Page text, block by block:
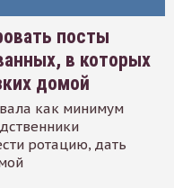
посты
в которых
домой
как минимум
ротацию, дать